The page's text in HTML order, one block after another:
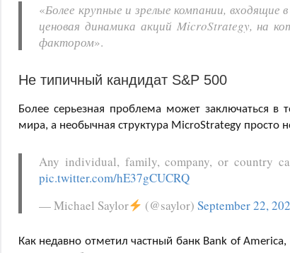
«Более крупные и зрелые компании, входящие
ценовая динамика акций MicroStrategy, на
фактором».
Не типичный кандидат S&P 500
Более серьезная проблема может заключаться в
мира, а необычная структура MicroStrategy просто
Any individual, family, company, or country
pic.twitter.com/hE37gCUCRQ
— Michael Saylor
(@saylor)September 22,
Как недавно отметил частный банк Bank of